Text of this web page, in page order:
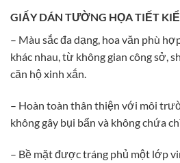
GIẤY DÁN TƯỜNG HỌA TIẾT
– Màu sắc đa dạng, hoa văn phù
khác nhau, từ không gian công sở,
căn hộ xinh xắn.
– Hoàn toàn thân thiện với môi
không gây bụi bẩn và không chứa
– Bề mặt được tráng phủ một lớp